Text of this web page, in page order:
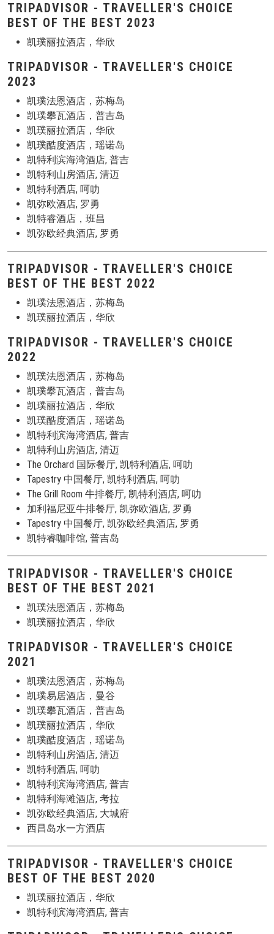
TRIPADVISOR - TRAVELLER'S CHOICE
BEST OF THE BEST 2023
凯璞丽拉酒店，华欣
TRIPADVISOR - TRAVELLER'S CHOICE
2023
凯璞法恩酒店，苏梅岛
凯璞攀瓦酒店，普吉岛
凯璞丽拉酒店，华欣
凯璞酷度酒店，瑶诺岛
凯特利滨海湾酒店, 普吉
凯特利山房酒店, 清迈
凯特利酒店, 呵叻
凯弥欧酒店, 罗勇
凯特睿酒店，班昌
凯弥欧经典酒店, 罗勇
TRIPADVISOR - TRAVELLER'S CHOICE
BEST OF THE BEST 2022
凯璞法恩酒店，苏梅岛
凯璞丽拉酒店，华欣
TRIPADVISOR - TRAVELLER'S CHOICE
2022
凯璞法恩酒店，苏梅岛
凯璞攀瓦酒店，普吉岛
凯璞丽拉酒店，华欣
凯璞酷度酒店，瑶诺岛
凯特利滨海湾酒店, 普吉
凯特利山房酒店, 清迈
The Orchard 国际餐厅, 凯特利酒店, 呵叻
Tapestry 中国餐厅, 凯特利酒店, 呵叻
The Grill Room 牛排餐厅, 凯特利酒店, 呵叻
加利福尼亚牛排餐厅, 凯弥欧酒店, 罗勇
Tapestry 中国餐厅, 凯弥欧经典酒店, 罗勇
凯特睿咖啡馆, 普吉岛
TRIPADVISOR - TRAVELLER'S CHOICE
BEST OF THE BEST 2021
凯璞法恩酒店，苏梅岛
凯璞丽拉酒店，华欣
TRIPADVISOR - TRAVELLER'S CHOICE
2021
凯璞法恩酒店，苏梅岛
凯璞易居酒店，曼谷
凯璞攀瓦酒店，普吉岛
凯璞丽拉酒店，华欣
凯璞酷度酒店，瑶诺岛
凯特利山房酒店, 清迈
凯特利酒店, 呵叻
凯特利滨海湾酒店, 普吉
凯特利海滩酒店, 考拉
凯弥欧经典酒店, 大城府
西昌岛水一方酒店
TRIPADVISOR - TRAVELLER'S CHOICE
BEST OF THE BEST 2020
凯璞丽拉酒店，华欣
凯特利滨海湾酒店, 普吉